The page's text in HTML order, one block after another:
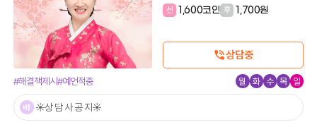
선 1,600코인 후 1,700원
상담중
#해결책제시#예언적중 월 화 수 목 일
☀️상 담 사 공 지☀️